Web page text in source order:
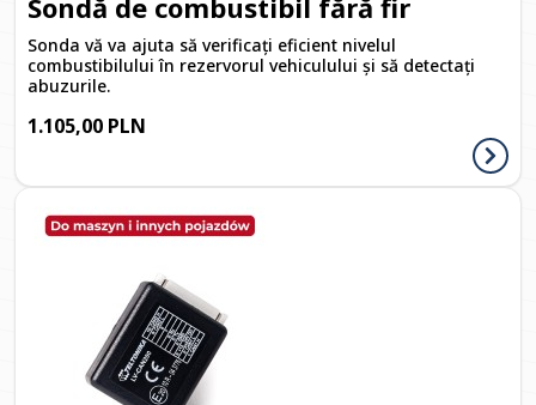
Sonda vă va ajuta să verificați eficient nivelul
combustibilului în rezervorul vehiculului și să detectați
abuzurile.
1.105,00 PLN